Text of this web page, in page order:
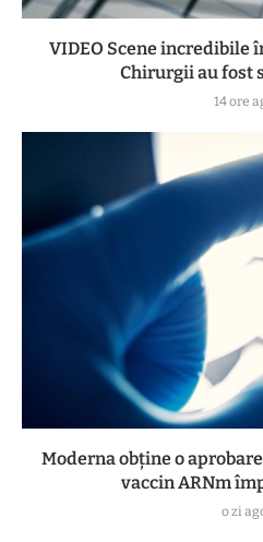
VIDEO Scene incredibile
Chirurgii au fost
14 ore
Moderna obține o
vaccin ARNm
o zi